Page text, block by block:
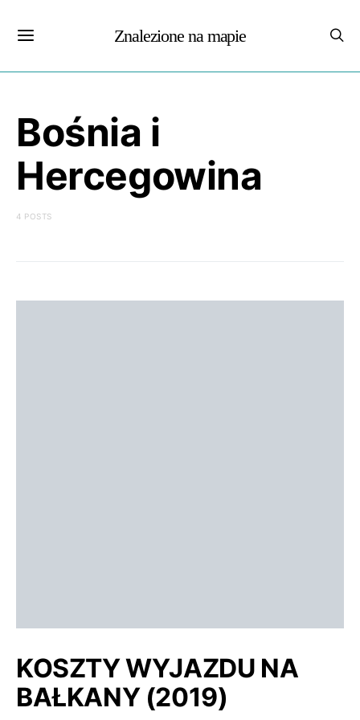
Znalezione na mapie
Bośnia i
Hercegowina
4 POSTS
KOSZTY WYJAZDU NA
BAŁKANY (2019)